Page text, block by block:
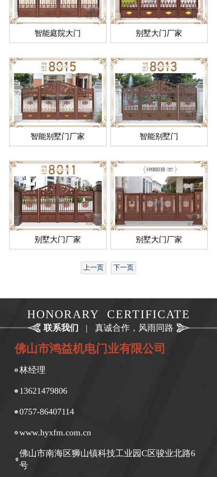
智能庭院大门 别墅大门厂家
智能别墅门厂家 智能别墅门
别墅大门厂家 别墅大门厂家
上一页 下一页
HONORARY CERTIFICATE
联系我们 | 真诚合作，风雨同路
佛山市鸿益机电门业有限公司
林经理
13621479806
0757-86407114
www.hyxfm.com.cn
佛山市南海区狮山镇科技工业园C区骏业北路6
号